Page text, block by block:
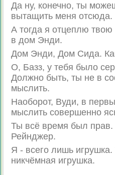
Да ну, конечно, ты
вытащить меня отсюда.
А тогда я отцеплю
в дом Энди.
Дом Энди, Дом Сида.
О, Базз, у тебя было
Должно быть, ты не в
мыслить.
Наоборот, Вуди, в
мыслить совершенно
Ты всё время был прав.
Рейнджер.
Я - всего лишь
никчёмная игрушка.